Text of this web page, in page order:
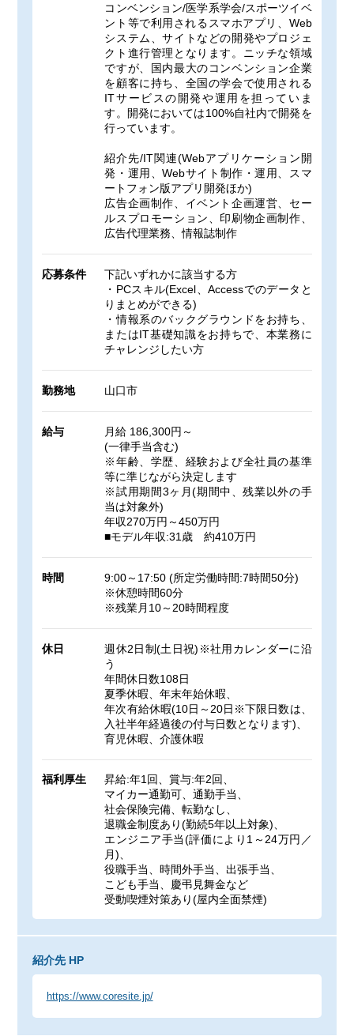
コンベンション/医学系学会/スポーツイベ
ント等で利用されるスマホアプリ、Web
システム、サイトなどの開発やプロジェ
クト進行管理となります。ニッチな領域
ですが、国内最大のコンベンション企業
を顧客に持ち、全国の学会で使用される
ITサービスの開発や運用を担っていま
す。開発においては100%自社内で開発を
行っています。
紹介先/IT関連(Webアプリケーション開
発・運用、Webサイト制作・運用、スマ
ートフォン版アプリ開発ほか)
広告企画制作、イベント企画運営、セー
ルスプロモーション、印刷物企画制作、
広告代理業務、情報誌制作
応募条件
下記いずれかに該当する方
・PCスキル(Excel、Accessでのデータと
りまとめができる)
・情報系のバックグラウンドをお持ち、
またはIT基礎知識をお持ちで、本業務に
チャレンジしたい方
勤務地 山口市
給与
月給 186,300円～
(一律手当含む)
※年齢、学歴、経験および全社員の基準
等に準じながら決定します
※試用期間3ヶ月(期間中、残業以外の手
当は対象外)
年収270万円～450万円
■モデル年収:31歳 約410万円
時間
9:00～17:50 (所定労働時間:7時間50分)
※休憩時間60分
※残業月10～20時間程度
休日
週休2日制(土日祝)※社用カレンダーに沿
う
年間休日数108日
夏季休暇、年末年始休暇、
年次有給休暇(10日～20日※下限日数は、
入社半年経過後の付与日数となります)、
育児休暇、介護休暇
福利厚生
昇給:年1回、賞与:年2回、
マイカー通勤可、通勤手当、
社会保険完備、転勤なし、
退職金制度あり(勤続5年以上対象)、
エンジニア手当(評価により1～24万円／
月)、
役職手当、時間外手当、出張手当、
こども手当、慶弔見舞金など
受動喫煙対策あり(屋内全面禁煙)
紹介先 HP
https://www.coresite.jp/